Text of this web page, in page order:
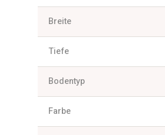
Breite
Tiefe
Bodentyp
Farbe